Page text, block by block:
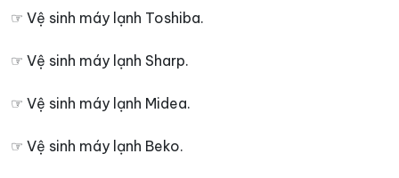
☞ Vệ sinh máy lạnh Toshiba.
☞ Vệ sinh máy lạnh Sharp.
☞ Vệ sinh máy lạnh Midea.
☞ Vệ sinh máy lạnh Beko.